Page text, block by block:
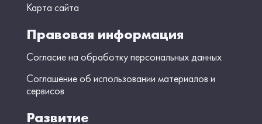
Карта сайта
Правовая информация
Согласие на обработку персональных данных
Соглашение об использовании материалов и
сервисов
Развитие